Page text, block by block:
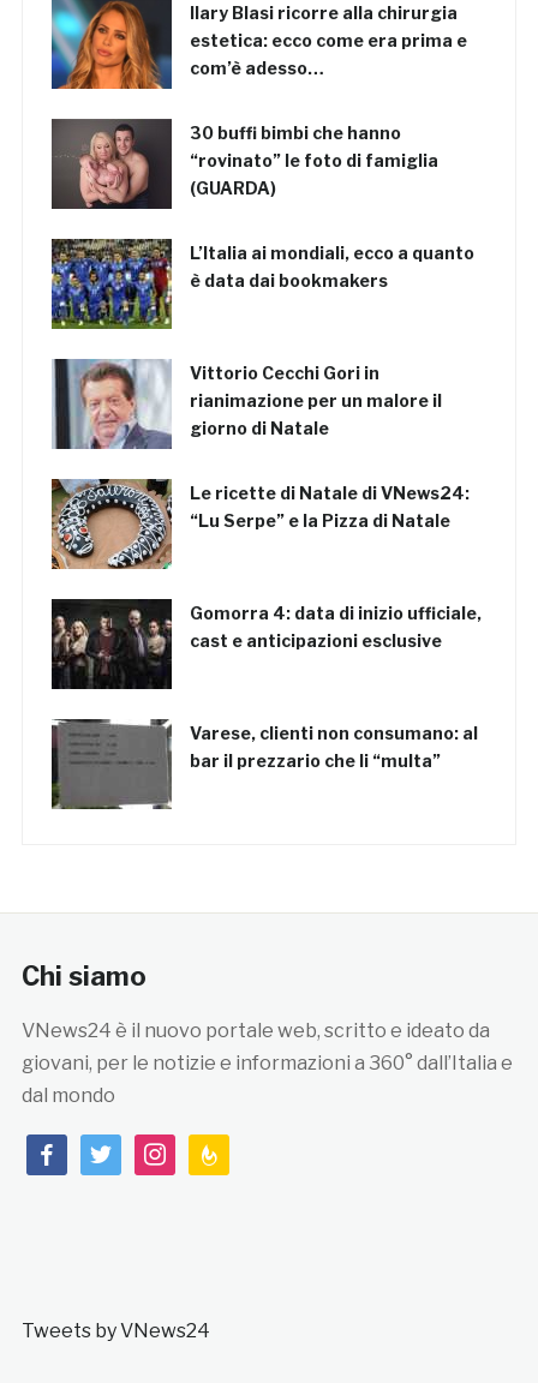
Ilary Blasi ricorre alla chirurgia
estetica: ecco come era prima e
com’è adesso…
30 buffi bimbi che hanno
“rovinato” le foto di famiglia
(GUARDA)
L’Italia ai mondiali, ecco a quanto
è data dai bookmakers
Vittorio Cecchi Gori in
rianimazione per un malore il
giorno di Natale
Le ricette di Natale di VNews24:
“Lu Serpe” e la Pizza di Natale
Gomorra 4: data di inizio ufficiale,
cast e anticipazioni esclusive
Varese, clienti non consumano: al
bar il prezzario che li “multa”
Chi siamo
VNews24 è il nuovo portale web, scritto e ideato da
giovani, per le notizie e informazioni a 360° dall’Italia e
dal mondo
facebooktwitterinstagramfeedburner
Tweets by VNews24